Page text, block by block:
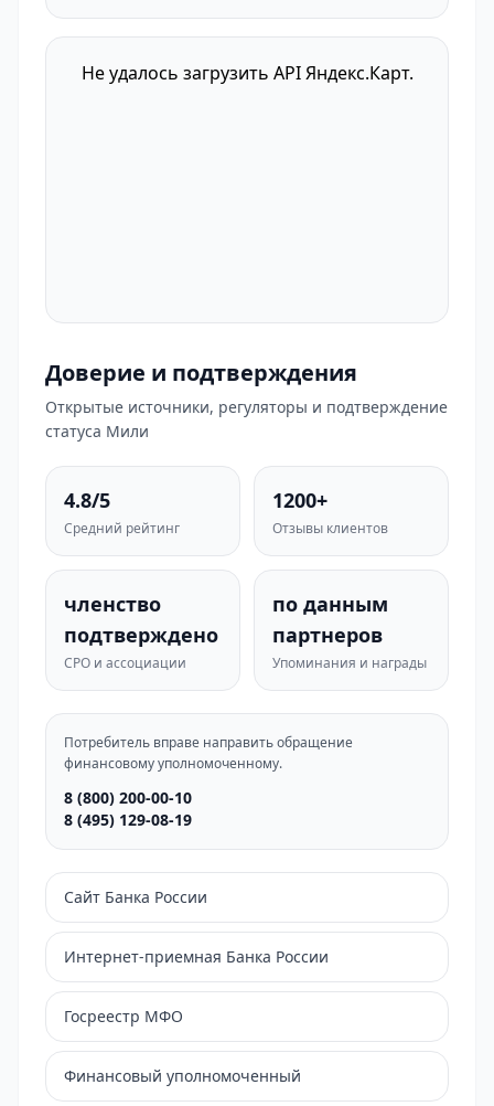
Не удалось загрузить API Яндекс.Карт.
Доверие и подтверждения
Открытые источники, регуляторы и подтверждение
статуса Мили
4.8/5
Средний рейтинг
1200+
Отзывы клиентов
членство
подтверждено
СРО и ассоциации
по данным
партнеров
Упоминания и награды
Потребитель вправе направить обращение
финансовому уполномоченному.
8 (800) 200-00-10
8 (495) 129-08-19
Сайт Банка России
Интернет-приемная Банка России
Госреестр МФО
Финансовый уполномоченный